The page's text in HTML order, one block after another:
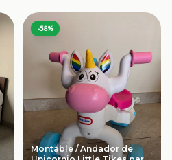
-58%
Montable / Andador de